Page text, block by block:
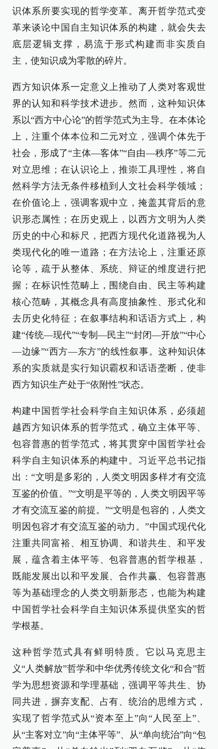
识体系所要实现的哲学变革。离开哲学范式变
革来谈论中国自主知识体系的构建，就会失去
底层逻辑支撑，易流于形式构建而非实质自
主，使知识成为零散的碎片。
西方知识体系一定意义上推动了人类对客观世
界的认知和科学技术进步。然而，这种知识体
系以“西方中心论”的哲学范式为主导。在本体论
上，注重个体本位和二元对立，强调个体先于
社会，形成了“主体—客体”“自由—秩序”等二元
对立思维；在认识论上，推崇工具理性，将自
然科学方法无条件移植到人文社会科学领域；
在价值论上，强调客观中立，掩盖其背后的意
识形态属性；在历史观上，以西方文明为人类
历史的中心和标尺，把西方现代化道路视为人
类现代化的唯一道路；在方法论上，注重还原
论等，疏于从整体、系统、辩证的维度进行把
握；在标识性范畴上，围绕自由、民主等构建
核心范畴，其概念具有高度抽象性、形式化和
去历史化特征；在叙事结构和话语方式上，构
建“传统—现代”“专制—民主”“封闭—开放”“中心
—边缘”“西方—东方”的线性叙事。这种知识体
系的实质就是实行知识霸权和话语垄断，使非
西方知识生产处于“依附性”状态。
构建中国哲学社会科学自主知识体系，必须超
越西方知识体系的哲学范式，确立主体平等、
包容普惠的哲学范式，将其贯穿中国哲学社会
科学自主知识体系的构建中。习近平总书记指
出：“文明是多彩的，人类文明因多样才有交流
互鉴的价值。”“文明是平等的，人类文明因平等
才有交流互鉴的前提。”“文明是包容的，人类文
明因包容才有交流互鉴的动力。”中国式现代化
注重共同富裕、相互协调、和谐共生、和平发
展，蕴含着主体平等、包容普惠的哲学根基，
既能发展出以和平发展、合作共赢、包容普惠
等为基础理念的人类文明新形态，也能为构建
中国哲学社会科学自主知识体系提供坚实的哲
学根基。
这种哲学范式具有鲜明特质。它以马克思主
义“人类解放”哲学和中华优秀传统文化“和合”哲
学为思想资源和学理基础，强调平等共生、协
同共进，摒弃支配、占有、统治的思维方式，
实现了哲学范式从“资本至上”向“人民至上”、
从“主客对立”向“主体平等”、从“单向统治”向“包